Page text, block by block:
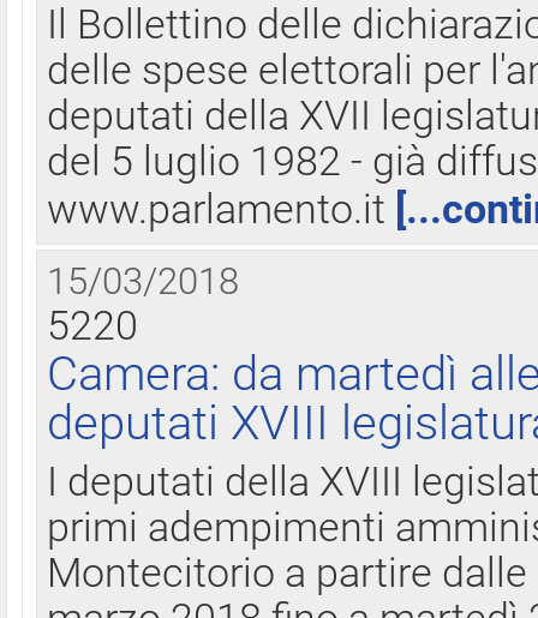
Il Bollettino delle
delle spese elettorali per
deputati della XVII
del 5 luglio 1982 - già
www.parlamento.it
15/03/2018
5220
Camera: da martedì
deputati XVIII
I deputati della XVIII
primi adempimenti
Montecitorio a partire